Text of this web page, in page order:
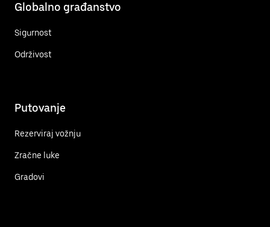
Globalno građanstvo
Sigurnost
Održivost
Putovanje
Rezerviraj vožnju
Zračne luke
Gradovi